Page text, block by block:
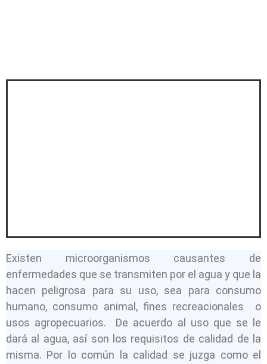
Existen microorganismos causantes de
enfermedades que se transmiten por el agua y que la
hacen peligrosa para su uso, sea para consumo
humano, consumo animal, fines recreacionales o
usos agropecuarios. De acuerdo al uso que se le
dará al agua, así son los requisitos de calidad de la
misma. Por lo común la calidad se juzga como el